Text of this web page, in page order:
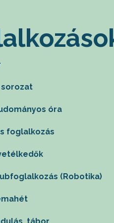
sorozat
óra
foglalkozás
(Robotika)
tábor